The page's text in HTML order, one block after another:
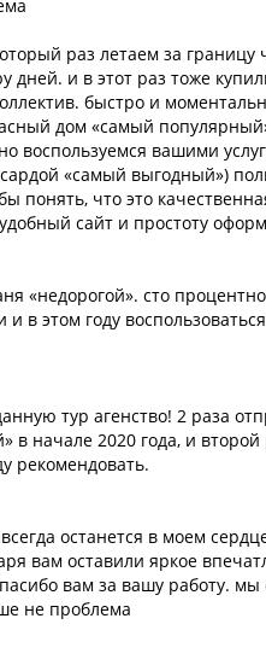
раз летаем за
и в этот раз тоже
быстро и
дом «самый
воспользуемся вашими
«самый выгодный»)
понять, что это
сайт и простоту
«недорогой». сто
в этом году
тур агенство! 2 раза
в начале 2020 года, и
рекомендовать.
останется в моем
вам оставили яркое
вам за вашу работу.
не проблема